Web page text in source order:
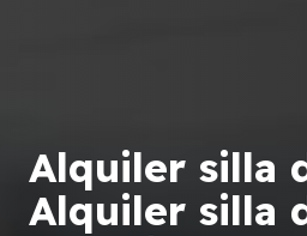
Alquiler silla
Alquiler silla